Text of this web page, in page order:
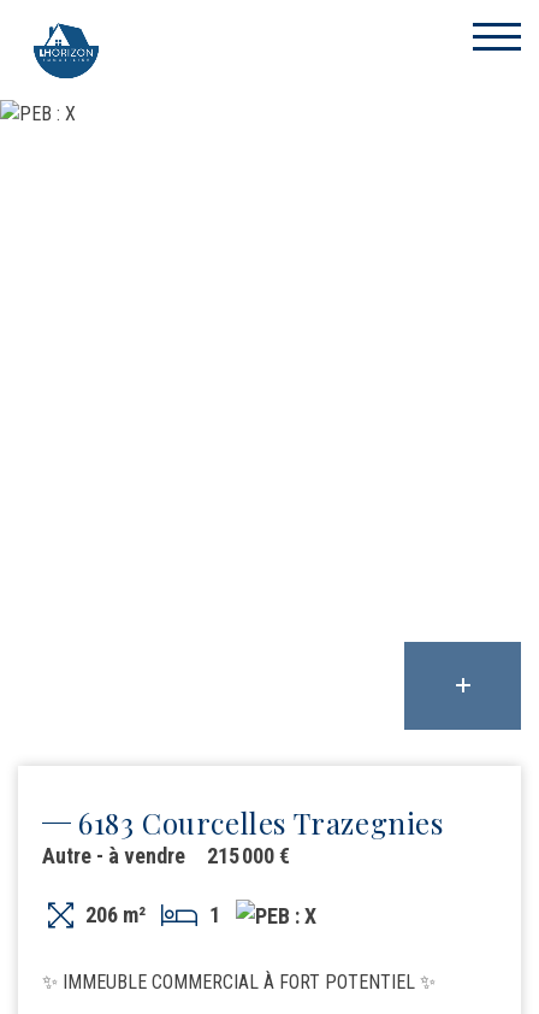
6183 Courcelles Trazegnies
215 000 €
Autre - à vendre
206 m² 1
✨ IMMEUBLE COMMERCIAL À FORT POTENTIEL ✨